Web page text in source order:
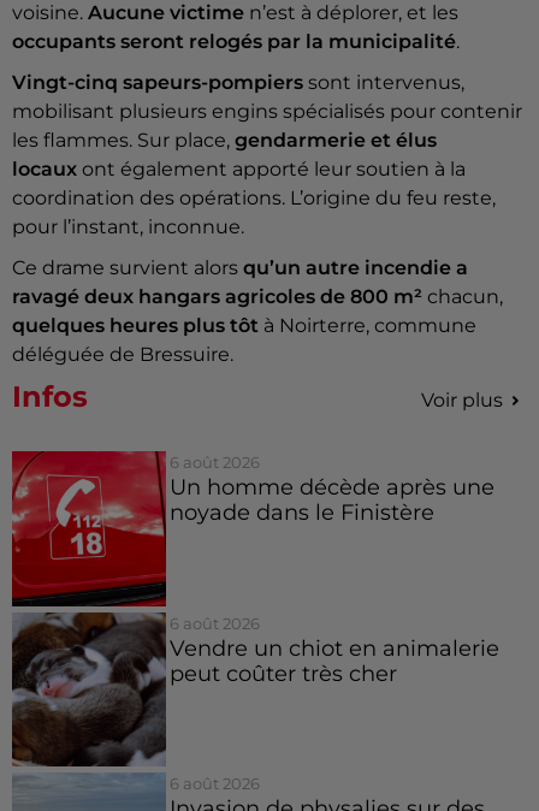
voisine. Aucune victime n’est à déplorer, et les
occupants seront relogés par la municipalité.
Vingt-cinq sapeurs-pompiers sont intervenus,
mobilisant plusieurs engins spécialisés pour contenir
les flammes. Sur place, gendarmerie et élus
locaux ont également apporté leur soutien à la
coordination des opérations. L’origine du feu reste,
pour l’instant, inconnue.
Ce drame survient alors qu’un autre incendie a
ravagé deux hangars agricoles de 800 m² chacun,
quelques heures plus tôt à Noirterre, commune
déléguée de Bressuire.
Infos Voir plus
6 août 2026
Un homme décède après une
noyade dans le Finistère
6 août 2026
Vendre un chiot en animalerie
peut coûter très cher
6 août 2026